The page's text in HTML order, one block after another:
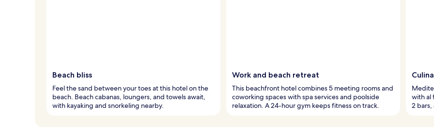
Beach bliss
Feel the sand between your toes at this hotel on the
beach. Beach cabanas, loungers, and towels await,
with kayaking and snorkeling nearby.
Work and beach retreat
This beachfront hotel combines 5 meeting rooms and
coworking spaces with spa services and poolside
relaxation. A 24-hour gym keeps fitness on track.
with al
2